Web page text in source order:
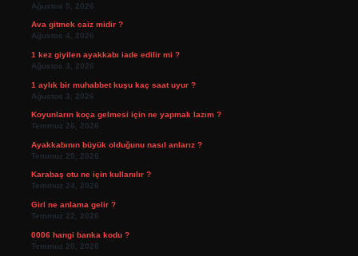
Ağustos 5, 2026
Ava gitmek caiz midir ?
Ağustos 4, 2026
1 kez giyilen ayakkabı iade edilir mi ?
Ağustos 3, 2026
1 aylık bir muhabbet kuşu kaç saat uyur ?
Ağustos 3, 2026
Koyunların koça gelmesi için ne yapmak lazım ?
Temmuz 26, 2026
Ayakkabının büyük olduğunu nasıl anlarız ?
Temmuz 25, 2026
Karabaş otu ne için kullanılır ?
Temmuz 24, 2026
Girl ne anlama gelir ?
Temmuz 22, 2026
0006 hangi banka kodu ?
Temmuz 20, 2026